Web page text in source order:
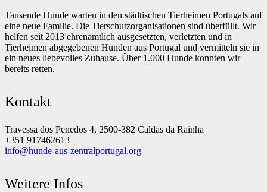
Tausende Hunde warten in den städtischen Tierheimen Portugals auf
eine neue Familie. Die Tierschutzorganisationen sind überfüllt. Wir
helfen seit 2013 ehrenamtlich ausgesetzten, verletzten und in
Tierheimen abgegebenen Hunden aus Portugal und vermitteln sie in
ein neues liebevolles Zuhause. Über 1.000 Hunde konnten wir
bereits retten.
Kontakt
Travessa dos Penedos 4, 2500-382 Caldas da Rainha
+351 917462613
info@hunde-aus-zentralportugal.org
Weitere Infos